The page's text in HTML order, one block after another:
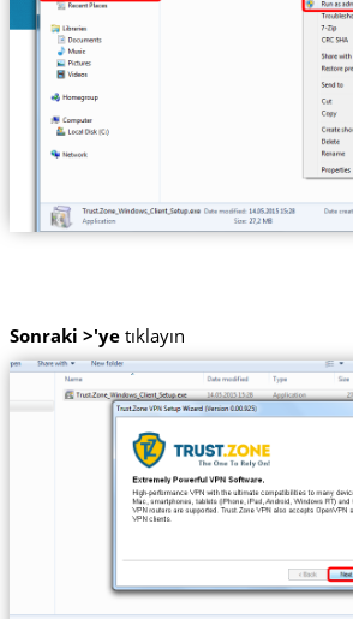
Sonraki >'yetıklayın